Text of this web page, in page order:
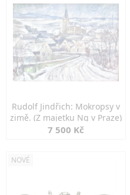
Rudolf Jindřich: Mokropsy v
zimě. (Z majetku Ng v Praze)
7 500 Kč
NOVÉ